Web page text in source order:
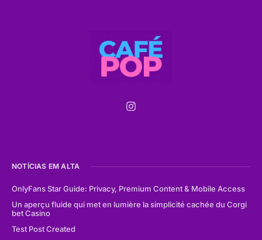
NOTÍCIAS EM ALTA
OnlyFans Star Guide: Privacy, Premium Content & Mobile Access
Un aperçu fluide qui met en lumière la simplicité cachée du Corgi
bet Casino
Test Post Created